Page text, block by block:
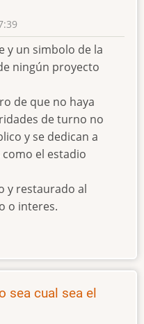
y un simbolo de la
ningún proyecto
de que no haya
de turno no
y se dedican a
el estadio
y restaurado al
o interes.
sea cual sea el